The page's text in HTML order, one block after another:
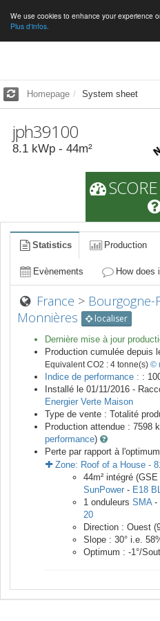
We use cookies to enhance your experience
Plus d'infos.
Homepage System sheet
jph39100
8.1 kWp - 44m²
Statistics Production
Evènements How does
France > Bourgogne-
Monnières
localiser
Dernière mise à jour
Production cumulée depuis
Equivalent CO2 : 4 tonne(s) ©
Indice de performance : :
Installé le 01/11/2016 -
Energier Verte Maison
Type de vente : Totalité
Production attendue : 7598
performance)
Perte par rapport à
Zone: Roof of a House -
44m² intégré
SunPower - E18
1 onduleurs SMA-
20
Direction : Ouest (
Slope : 30° i.e. 58
Optimum : -1°/